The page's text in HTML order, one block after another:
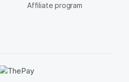
Affiliate program